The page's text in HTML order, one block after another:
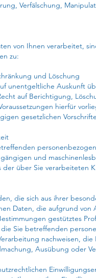
Verfälschung,
von Ihnen verarbeitet,
zu:
und Löschung
unentgeltliche Auskunft
auf Berichtigung,
hierfür
gesetzlichen
und
der über Sie verarbeiteten
die sich aus ihrer
Daten, die aufgrund
gestütztes
Sie betreffenden
nachweisen,
Ausübung oder